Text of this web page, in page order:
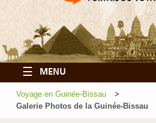
☰ MENU
Voyage en Guinée-Bissau
Galerie Photos de la Guinée-Bissau